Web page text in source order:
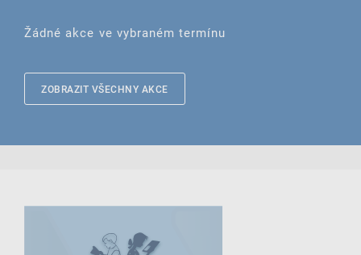
Žádné akce ve vybraném termínu
ZOBRAZIT VŠECHNY AKCE